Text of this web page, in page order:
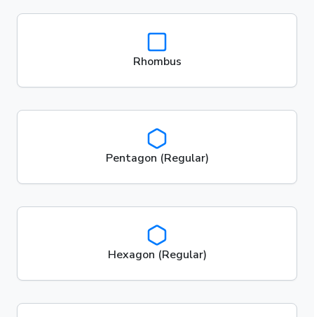
Rhombus
Pentagon (Regular)
Hexagon (Regular)